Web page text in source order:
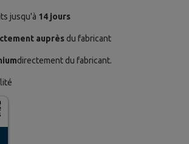
jusqu'à 14 jours
auprès du fabricant
directement du fabricant.